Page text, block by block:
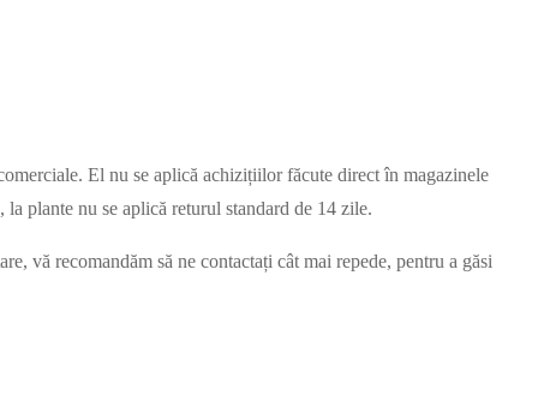
El nu se aplică achizițiilor făcute direct în magazinele
plante nu se aplică returul standard de 14 zile.
vă recomandăm să ne contactați cât mai repede, pentru a găsi